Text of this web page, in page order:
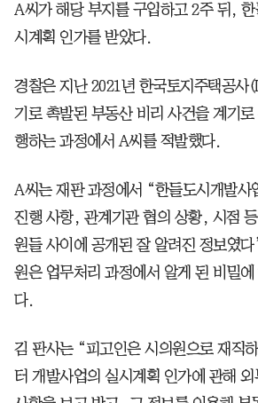
A씨가 해당 부지를 구입하고 2주 뒤,
시계획 인가를 받았다.
경찰은 지난 2021년 한국토지주택공사
기로 촉발된 부동산 비리 사건을 계기
행하는 과정에서 A씨를 적발했다.
A씨는 재판 과정에서 “한들도시개발사
진행 사항, 관계기관 협의 상황, 시점
원들 사이에 공개된 잘 알려진 정보였
원은 업무처리 과정에서 알게 된 비밀
다.
김 판사는 “피고인은 시의원으로 재직
터 개발사업의 실시계획 인가에 관해